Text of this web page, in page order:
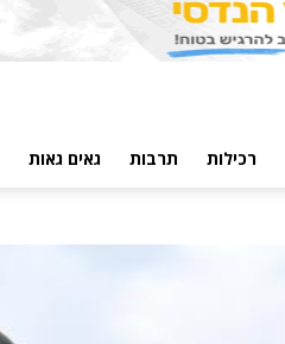
רכילות תרבות גאים גאות